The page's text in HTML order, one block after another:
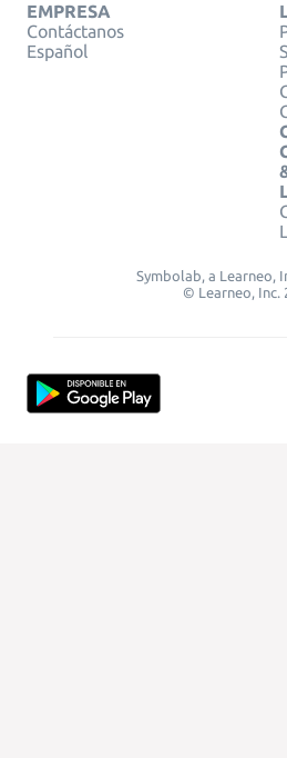
EMPRESA
Contáctanos
Español
Symbolab, a Learneo,
© Learneo, Inc.